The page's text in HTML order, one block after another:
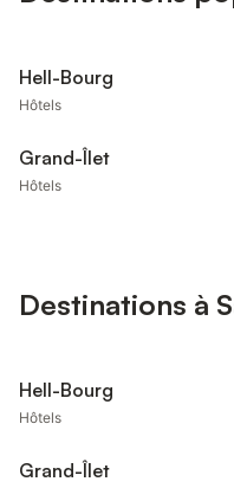
Hell-Bourg
Hôtels
Grand-Îlet
Hôtels
Destinations à
Hell-Bourg
Hôtels
Grand-Îlet